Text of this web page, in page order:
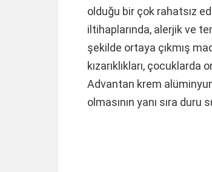
olduğu bir çok rahatsız
iltihaplarında, alerjik ve
şekilde ortaya çıkmış
kızarıklıkları,
Advantan krem
olmasının yanı sıra